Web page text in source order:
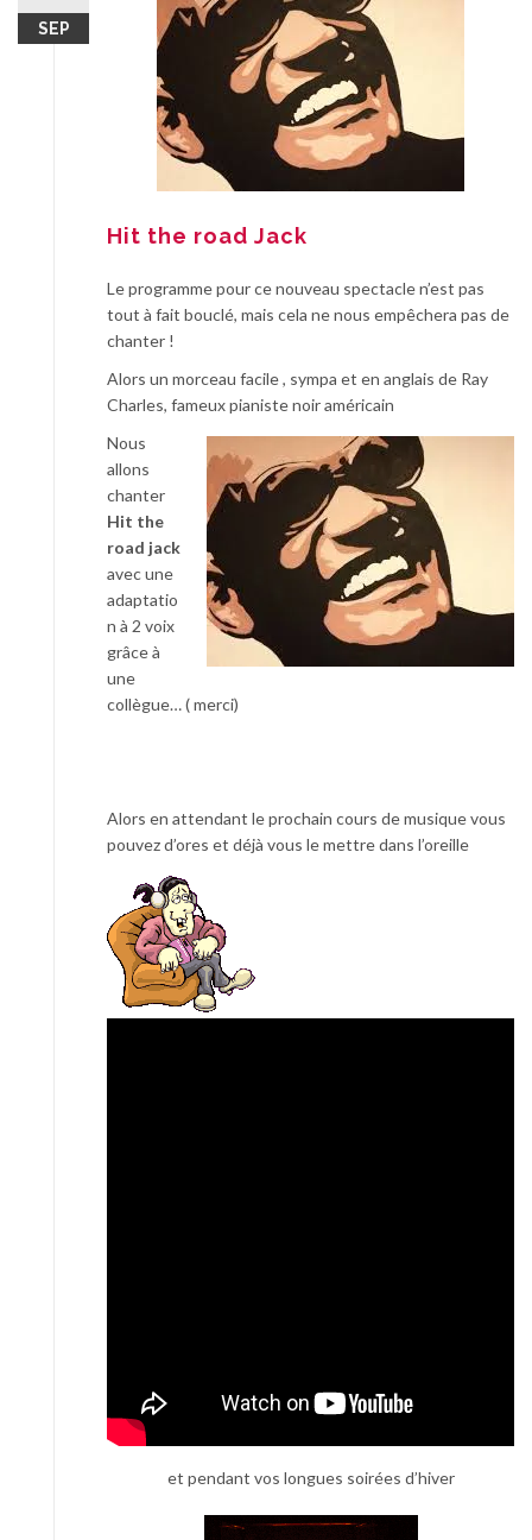
SEP
Hit the road Jack
Le programme pour ce nouveau spectacle n’est pas
tout à fait bouclé, mais cela ne nous empêchera pas de
chanter !
Alors un morceau facile , sympa et en anglais de Ray
Charles, fameux pianiste noir américain
Nous
allons
chanter
Hit the
road jack
avec une
adaptatio
n à 2 voix
grâce à
une
collègue… ( merci)
Alors en attendant le prochain cours de musique vous
pouvez d’ores et déjà vous le mettre dans l’oreille
et pendant vos longues soirées d’hiver